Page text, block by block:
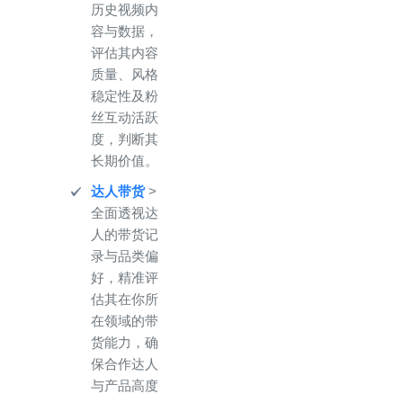
历史视频内
容与数据，
评估其内容
质量、风格
稳定性及粉
丝互动活跃
度，判断其
长期价值。
达人带货>
全面透视达
人的带货记
录与品类偏
好，精准评
估其在你所
在领域的带
货能力，确
保合作达人
与产品高度